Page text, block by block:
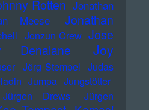
Rotten Jonathan
Meese
Jonathan
Jonzun Crew Jose
Denalane
Joy
Jörg Stempel Judas
Jumpa Jungstötter
Jürgen Drews
Jürgen